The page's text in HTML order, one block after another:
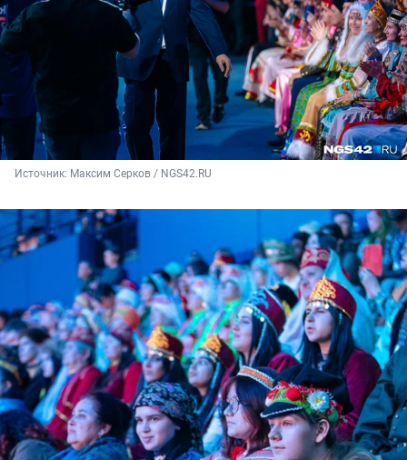
Источник: Максим Серков / NGS42.RU